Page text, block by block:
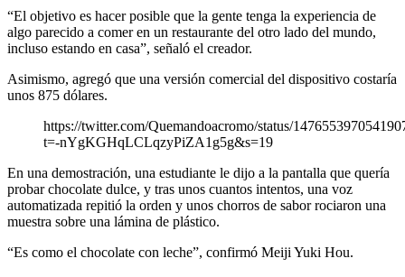
“El objetivo es hacer posible que la gente tenga la experiencia de
algo parecido a comer en un restaurante del otro lado del mundo,
incluso estando en casa”, señaló el creador.
Asimismo, agregó que una versión comercial del dispositivo costaría
unos 875 dólares.
https://twitter.com/Quemandoacromo/status/
t=-nYgKGHqLCLqzyPiZA1g5g&s=19
En una demostración, una estudiante le dijo a la pantalla que quería
probar chocolate dulce, y tras unos cuantos intentos, una voz
automatizada repitió la orden y unos chorros de sabor rociaron una
muestra sobre una lámina de plástico.
“Es como el chocolate con leche”, confirmó Meiji Yuki Hou.